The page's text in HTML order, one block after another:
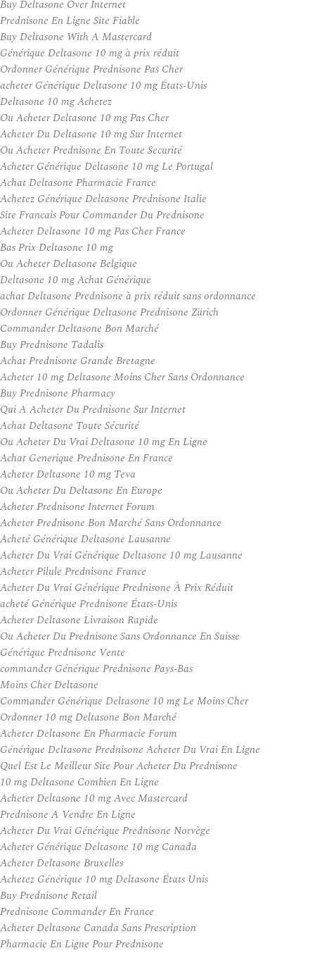
Buy Deltasone Over Internet
Prednisone En Ligne Site Fiable
Buy Deltasone With A Mastercard
Générique Deltasone 10 mg à prix réduit
Ordonner Générique Prednisone Pas Cher
acheter Générique Deltasone 10 mg États-Unis
Deltasone 10 mg Achetez
Ou Acheter Deltasone 10 mg Pas Cher
Acheter Du Deltasone 10 mg Sur Internet
Ou Acheter Prednisone En Toute Securité
Acheter Générique Deltasone 10 mg Le Portugal
Achat Deltasone Pharmacie France
Achetez Générique Deltasone Prednisone Italie
Site Francais Pour Commander Du Prednisone
Acheter Deltasone 10 mg Pas Cher France
Bas Prix Deltasone 10 mg
Ou Acheter Deltasone Belgique
Deltasone 10 mg Achat Générique
achat Deltasone Prednisone à prix réduit sans ordonnance
Ordonner Générique Deltasone Prednisone Zürich
Commander Deltasone Bon Marché
Buy Prednisone Tadalis
Achat Prednisone Grande Bretagne
Acheter 10 mg Deltasone Moins Cher Sans Ordonnance
Buy Prednisone Pharmacy
Qui A Acheter Du Prednisone Sur Internet
Achat Deltasone Toute Sécurité
Ou Acheter Du Vrai Deltasone 10 mg En Ligne
Achat Generique Prednisone En France
Acheter Deltasone 10 mg Teva
Ou Acheter Du Deltasone En Europe
Acheter Prednisone Internet Forum
Acheter Prednisone Bon Marché Sans Ordonnance
Acheté Générique Deltasone Lausanne
Acheter Du Vrai Générique Deltasone 10 mg Lausanne
Acheter Pilule Prednisone France
Acheter Du Vrai Générique Prednisone À Prix Réduit
acheté Générique Prednisone États-Unis
Acheter Deltasone Livraison Rapide
Ou Acheter Du Prednisone Sans Ordonnance En Suisse
Générique Prednisone Vente
commander Générique Prednisone Pays-Bas
Moins Cher Deltasone
Commander Générique Deltasone 10 mg Le Moins Cher
Ordonner 10 mg Deltasone Bon Marché
Acheter Deltasone En Pharmacie Forum
Générique Deltasone Prednisone Acheter Du Vrai En Ligne
Quel Est Le Meilleur Site Pour Acheter Du Prednisone
10 mg Deltasone Combien En Ligne
Acheter Deltasone 10 mg Avec Mastercard
Prednisone A Vendre En Ligne
Acheter Du Vrai Générique Prednisone Norvège
Acheter Générique Deltasone 10 mg Canada
Acheter Deltasone Bruxelles
Achetez Générique 10 mg Deltasone États Unis
Buy Prednisone Retail
Prednisone Commander En France
Acheter Deltasone Canada Sans Prescription
Pharmacie En Ligne Pour Prednisone